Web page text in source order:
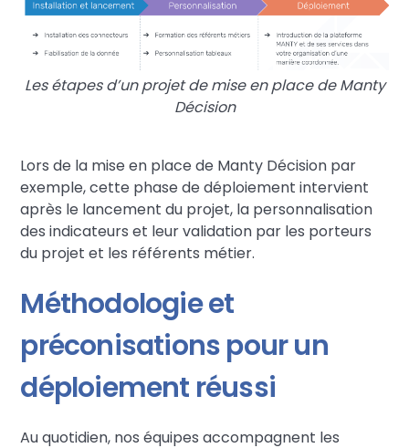
Les étapes d’un projet de mise en place de Manty
Décision
Lors de la mise en place de Manty Décision par
exemple, cette phase de déploiement intervient
après le lancement du projet, la personnalisation
des indicateurs et leur validation par les porteurs
du projet et les référents métier.
Méthodologie et
préconisations pour un
déploiement réussi
Au quotidien, nos équipes accompagnent les